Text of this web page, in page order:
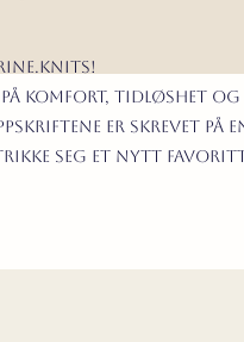
PÅ KOMFORT, TIDLØShet
er skrevet på
seg et nytt